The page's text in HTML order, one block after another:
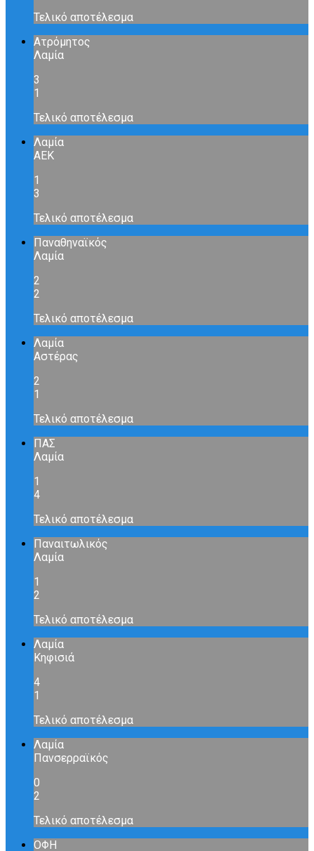
Τελικό αποτέλεσμα
Ατρόμητος
Λαμία
3
1
Τελικό αποτέλεσμα
Λαμία
ΑΕΚ
1
3
Τελικό αποτέλεσμα
Παναθηναϊκός
Λαμία
2
2
Τελικό αποτέλεσμα
Λαμία
Αστέρας
2
1
Τελικό αποτέλεσμα
ΠΑΣ
Λαμία
1
4
Τελικό αποτέλεσμα
Παναιτωλικός
Λαμία
1
2
Τελικό αποτέλεσμα
Λαμία
Κηφισιά
4
1
Τελικό αποτέλεσμα
Λαμία
Πανσερραϊκός
0
2
Τελικό αποτέλεσμα
ΟΦΗ